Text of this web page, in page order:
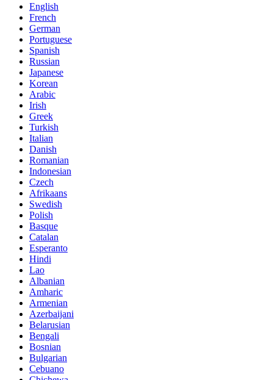
English
French
German
Portuguese
Spanish
Russian
Japanese
Korean
Arabic
Irish
Greek
Turkish
Italian
Danish
Romanian
Indonesian
Czech
Afrikaans
Swedish
Polish
Basque
Catalan
Esperanto
Hindi
Lao
Albanian
Amharic
Armenian
Azerbaijani
Belarusian
Bengali
Bosnian
Bulgarian
Cebuano